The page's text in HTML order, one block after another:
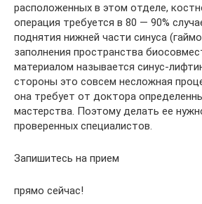
расположенных в этом отделе,
операция требуется в 80 — 90%
поднятия нижней части синуса
заполнения пространства
материалом называется синус-
стороны это совсем несложная
она требует от доктора
мастерства. Поэтому делать ее
проверенных специалистов.
Запишитесь на прием
прямо сейчас!